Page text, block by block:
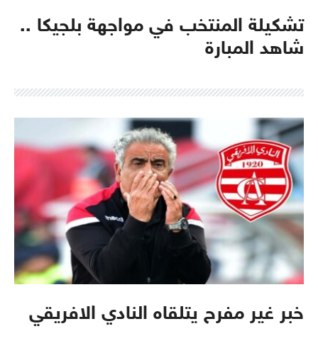
تشكيلة المنتخب في مواجهة بلجيكا ..
شاهد المبارة
خبر غير مفرح يتلقاه النادي الافريقي